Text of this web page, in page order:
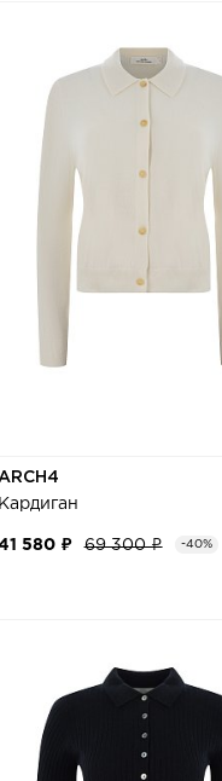
ARCH4
Кардиган
580 ₽ 69 300 ₽ -40%